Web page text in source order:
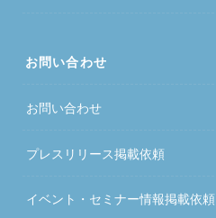
お問い合わせ
お問い合わせ
プレスリリース掲載依頼
イベント・セミナー情報掲載依頼